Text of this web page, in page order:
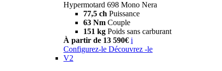
Hypermotard 698 Mono Nera
77,5 ch Puissance
63 Nm Couple
151 kg Poids sans carburant
À partir de 13 590€ i
Configurez-le Découvrez -le
V2